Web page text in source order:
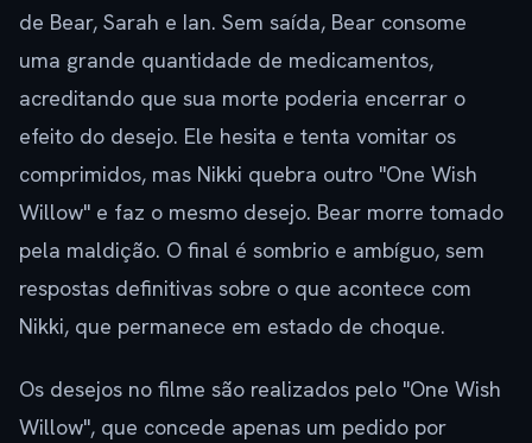
de Bear, Sarah e Ian. Sem saída, Bear consome
uma grande quantidade de medicamentos,
acreditando que sua morte poderia encerrar o
efeito do desejo. Ele hesita e tenta vomitar os
comprimidos, mas Nikki quebra outro "One Wish
Willow" e faz o mesmo desejo. Bear morre tomado
pela maldição. O final é sombrio e ambíguo, sem
respostas definitivas sobre o que acontece com
Nikki, que permanece em estado de choque.
Os desejos no filme são realizados pelo "One Wish
Willow", que concede apenas um pedido por